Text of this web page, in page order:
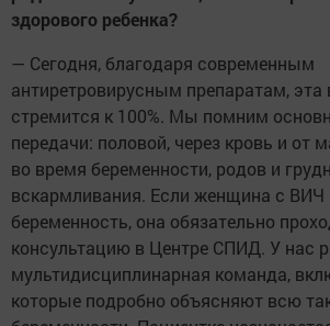
здорового ребенка?
— Сегодня, благодаря современным
антиретровирусным препаратам, эта
стремится к 100%. Мы помним
передачи: половой, через кровь и от
во время беременности, родов и
вскармливания. Если женщина с ВИЧ
беременность, она обязательно
консультацию в Центре СПИД. У нас
мультидисциплинарная команда,
которые подробно объясняют всю